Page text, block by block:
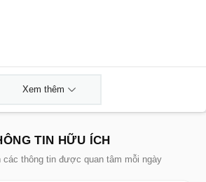
Xem thêm
TIN HỮU ÍCH
các thông tin được quan tâm mỗi ngày